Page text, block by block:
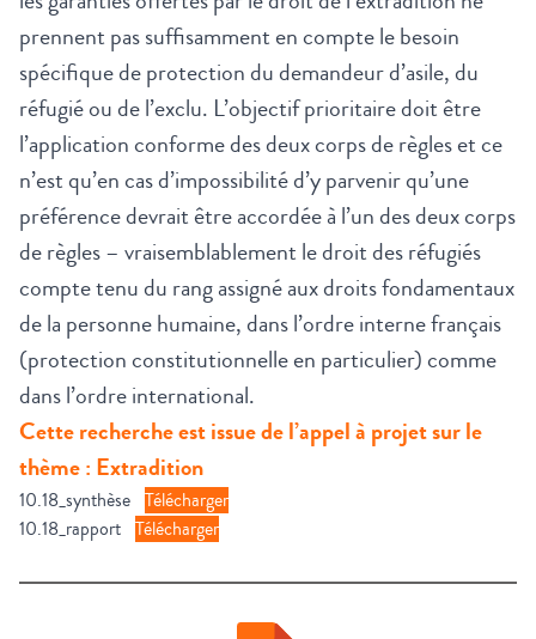
prennent pas suffisamment en compte le besoin
spécifique de protection du demandeur d’asile, du
réfugié ou de l’exclu. L’objectif prioritaire doit être
l’application conforme des deux corps de règles et ce
n’est qu’en cas d’impossibilité d’y parvenir qu’une
préférence devrait être accordée à l’un des deux corps
de règles – vraisemblablement le droit des réfugiés
compte tenu du rang assigné aux droits fondamentaux
de la personne humaine, dans l’ordre interne français
(protection constitutionnelle en particulier) comme
dans l’ordre international.
Cette recherche est issue de l’appel à projet sur le
thème : Extradition
10.18_synthèse Télécharger
10.18_rapport Télécharger